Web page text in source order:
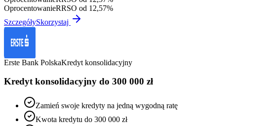
OprocentowanieRRSO od 12,57%
SzczegółySkorzystaj
Erste Bank PolskaKredyt konsolidacyjny
Kredyt konsolidacyjny do 300 000 zł
Zamień swoje kredyty na jedną wygodną ratę
Kwota kredytu do 300 000 zł